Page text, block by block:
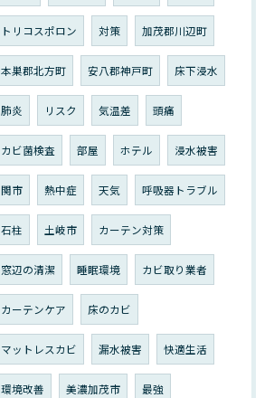
トリコスポロン 対策 加茂郡川辺町
本巣郡北方町 安八郡神戸町 床下浸水
肺炎 リスク 気温差 頭痛
カビ菌検査 部屋 ホテル 浸水被害
関市 熱中症 天気 呼吸器トラブル
石柱 土岐市 カーテン対策
窓辺の清潔 睡眠環境 カビ取り業者
カーテンケア 床のカビ
マットレスカビ 漏水被害 快適生活
環境改善 美濃加茂市 最強